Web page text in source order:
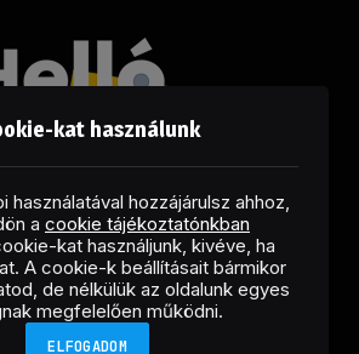
LinkedInX
(Twitter)
RSS
kat használunk
használatával hozzájárulsz ahhoz,
a cookie tájékoztatónkban
kat használjunk, kivéve, ha
A cookie-k beállításait bármikor
de nélkülük az oldalunk egyes
megfelelően működni.
ELFOGADOM